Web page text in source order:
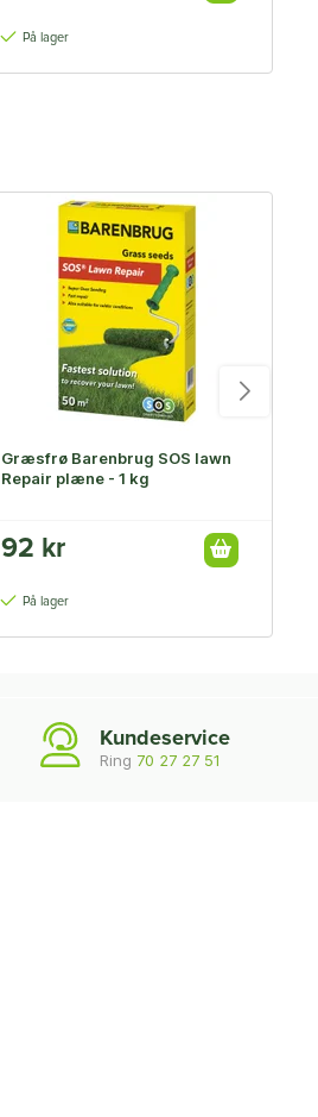
På lager
Græsfrø Barenbrug SOS lawn
Repair plæne - 1 kg
92 kr
På lager
Kundeservice
Ring 70 27 27 51